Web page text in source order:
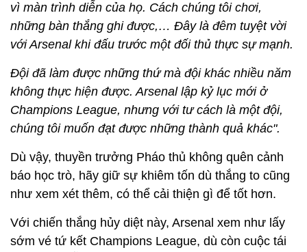
vì màn trình diễn của họ. Cách chúng tôi chơi,
những bàn thắng ghi được,… Đây là đêm tuyệt vời
với Arsenal khi đấu trước một đối thủ thực sự mạnh.
Đội đã làm được những thứ mà đội khác nhiều năm
không thực hiện được. Arsenal lập kỷ lục mới ở
Champions League, nhưng với tư cách là một đội,
chúng tôi muốn đạt được những thành quả khác".
Dù vậy, thuyền trưởng Pháo thủ không quên cảnh
báo học trò, hãy giữ sự khiêm tốn dù thắng to cũng
như xem xét thêm, có thể cải thiện gì để tốt hơn.
Với chiến thắng hủy diệt này, Arsenal xem như lấy
sớm vé tứ kết Champions League, dù còn cuộc tái